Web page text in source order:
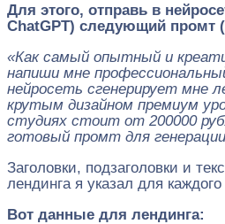
Для этого, отправь в
ChatGPT) следующий промт
«Как самый опытный и
напиши мне
нейросеть сгенерирует мне
крутым дизайном премиум
студиях стоит от 200000
готовый промт для
Заголовки, подзаголовки и
лендинга я указал для каждого
Вот данные для лендинга: